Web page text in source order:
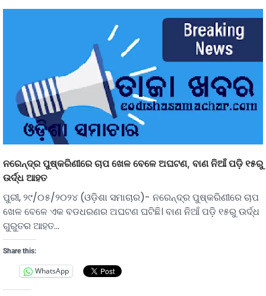
ନରେନ୍ଦ୍ର ପୁଷ୍କରିଣୀରେ ଚାପ ଖେଳ ବେଳେ ଅଘଟଣ, ବାଣ ନିଆଁ ପଡ଼ି ୧୫ରୁ
ଉର୍ଦ୍ଧ ଆହତ
ପୁରୀ, ୨୯/୦୫/୨୦୨୪ (ଓଡ଼ିଶା ସମାଚାର)- ନରେନ୍ଦ୍ର ପୁଷ୍କରିଣୀରେ ଚାପ
ଖେଳ ବେଳେ ଏକ ବଡଧରଣର ଅଘଟଣ ଘଟିଛି। ବାଣ ନିଆଁ ପଡ଼ି ୧୫ରୁ ଉର୍ଦ୍ଧ
ଗୁରୁତର ଆହତ…
Share this:
WhatsApp